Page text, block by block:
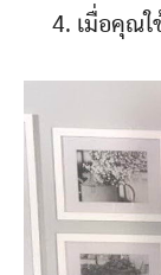
4. เมื่อคุณใ